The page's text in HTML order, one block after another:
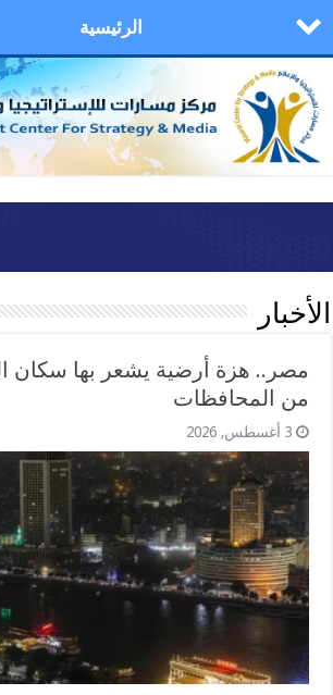
الأخبار
مصر.. هزة أرضية يشعر بها سكان
من المحافظات
3 أغسطس, 2026
الرئيسية